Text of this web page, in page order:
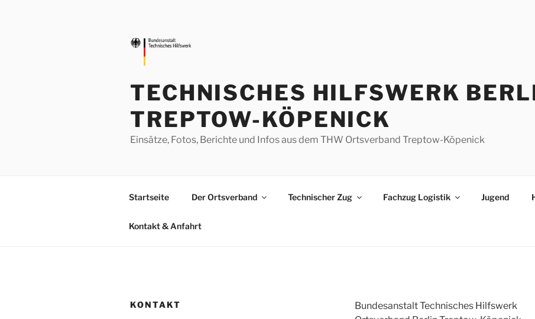
TECHNISCHES HILFSWERK
TREPTOW-KÖPENICK
Einsätze, Fotos, Berichte und Infos aus dem THW Ortsverband Treptow-Köpenick
Startseite Der Ortsverband Technischer Zug Fachzug Logistik Jugend
Kontakt & Anfahrt
KONTAKT
Bundesanstalt Technisches Hilfswerk